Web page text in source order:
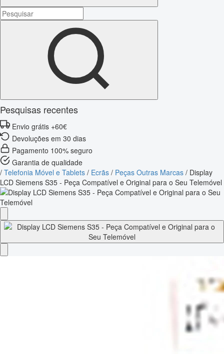
Pesquisas recentes
Envio grátis +60€
Devoluções em 30 dias
Pagamento 100% seguro
Garantia de qualidade
/ Telefonia Móvel e Tablets / Ecrãs / Peças Outras Marcas / Display
LCD Siemens S35 - Peça Compatível e Original para o Seu Telemóvel